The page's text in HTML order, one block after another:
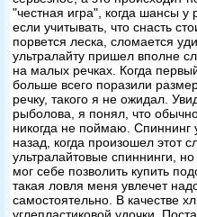
"честная игра", когда шансы
если учитывать, что снасть
порвется леска, сломается
ультралайту пришел вполне
на малых речках. Когда
больше всего поразили
речку, такого я не ожидал.
рыболова, я понял, что
никогда не поймаю. Спиннинг
назад, когда произошел этот
ультралайтовые спиннинги,
мог себе позволить купить
такая ловля меня увлечет
самостоятельно. В качестве